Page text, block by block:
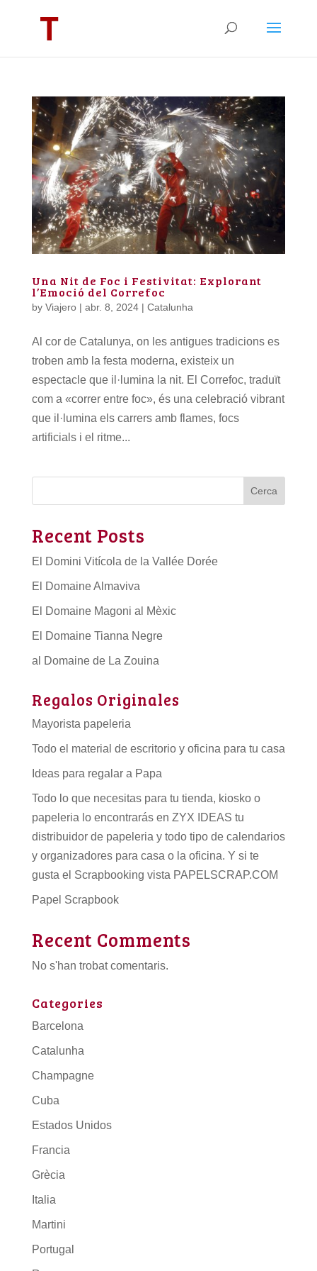
Una Nit de Foc i Festivitat: Explorant
l’Emoció del Correfoc
by Viajero| abr. 8, 2024| Catalunha
Al cor de Catalunya, on les antigues tradicions es
troben amb la festa moderna, existeix un
espectacle que il·lumina la nit. El Correfoc, traduït
com a «correr entre foc», és una celebració vibrant
que il·lumina els carrers amb flames, focs
artificials i el ritme...
Cerca
Recent Posts
El Domini Vitícola de la Vallée Dorée
El Domaine Almaviva
El Domaine Magoni al Mèxic
El Domaine Tianna Negre
al Domaine de La Zouina
Regalos Originales
Mayorista papeleria
Todo el material de escritorio y oficina para tu casa
Ideas para regalar a Papa
Todo lo que necesitas para tu tienda, kiosko o
papeleria lo encontrarás en ZYX IDEAS tu
distribuidor de papeleria y todo tipo de calendarios
y organizadores para casa o la oficina. Y si te
gusta el Scrapbooking vista PAPELSCRAP.COM
Papel Scrapbook
Recent Comments
No s'han trobat comentaris.
Categories
Barcelona
Catalunha
Champagne
Cuba
Estados Unidos
Francia
Grècia
Italia
Martini
Portugal